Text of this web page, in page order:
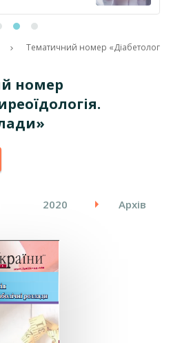
Тематичний номер «Діабетологія.
номер
2020 2019
Архів